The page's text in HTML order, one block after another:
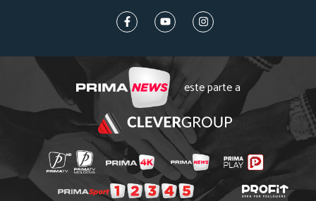
este parte a